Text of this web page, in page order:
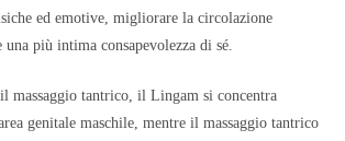
ed emotive, migliorare la circolazione
più intima consapevolezza di sé.
il massaggio tantrico, il Lingam si concentra
genitale maschile, mentre il massaggio tantrico